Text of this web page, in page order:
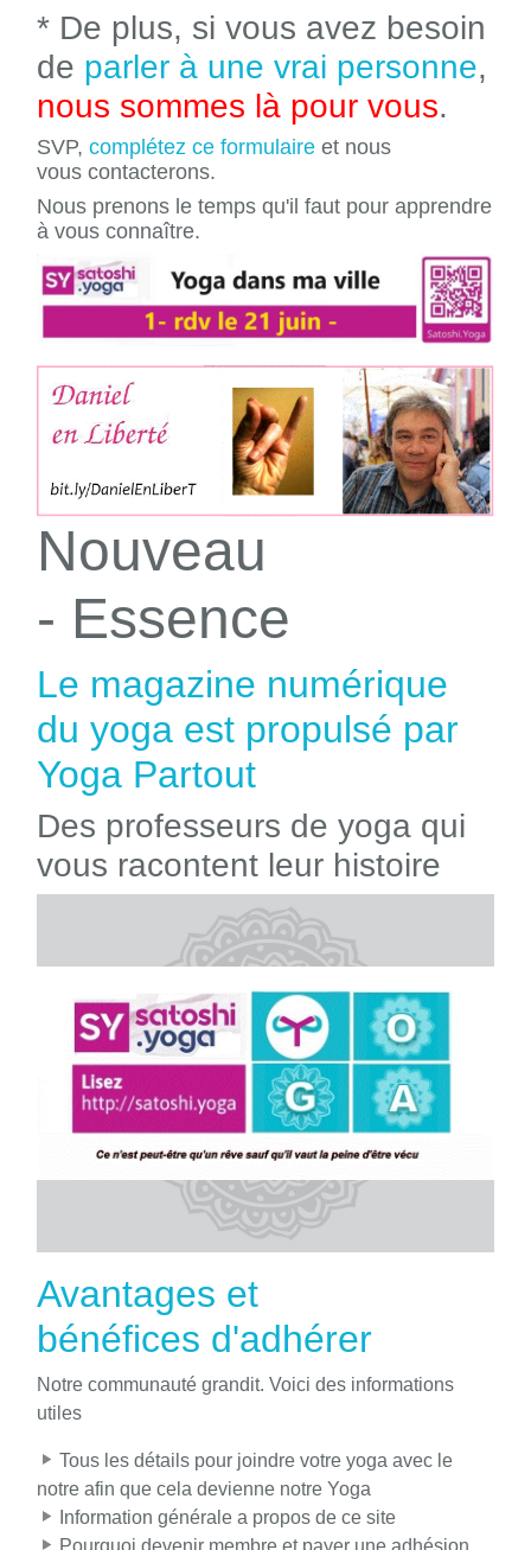
* De plus, si vous avez besoin
de parler à une vrai personne,
nous sommes là pour vous.
SVP, complétez ce formulaire et nous
vous contacterons.
Nous prenons le temps qu'il faut pour apprendre
à vous connaître.
Nouveau
- Essence
Le magazine numérique
du yoga est propulsé par
Yoga Partout
Des professeurs de yoga qui
vous racontent leur histoire
Avantages et
bénéfices d'adhérer
Notre communauté grandit. Voici des informations
utiles
Tous les détails pour joindre votre yoga avec le
notre afin que cela devienne notre Yoga
Information générale a propos de ce site
Pourquoi devenir membre et payer une adhésion